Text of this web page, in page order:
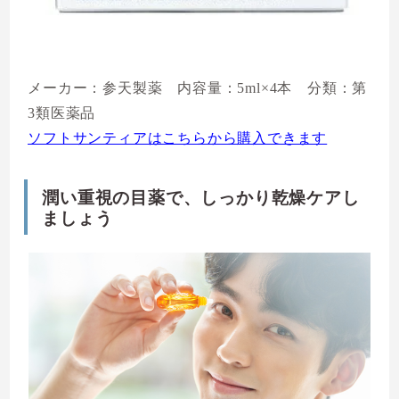
メーカー：参天製薬 内容量：5ml×4本 分類：第
3類医薬品
ソフトサンティアはこちらから購入できます
潤い重視の目薬で、しっかり乾燥ケアし
ましょう